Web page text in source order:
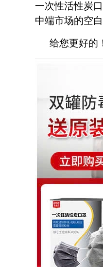
一次性活性炭
中端市场的空
给您更好的！